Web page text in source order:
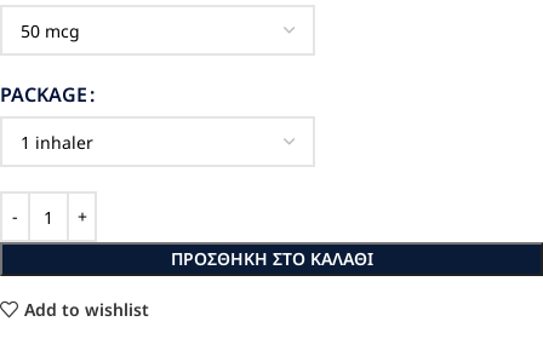
PACKAGE
ΠΡΟΣΘΉΚΗ ΣΤΟ ΚΑΛΆΘΙ
Add to wishlist